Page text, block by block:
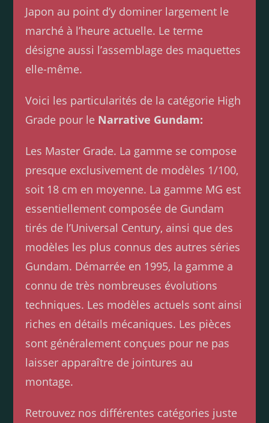
Japon au point d’y dominer largement le
marché à l’heure actuelle. Le terme
désigne aussi l’assemblage des maquettes
elle-même.
Voici les particularités de la catégorie High
Grade pour le Narrative Gundam:
Les Master Grade. La gamme se compose
presque exclusivement de modèles 1/100,
soit 18 cm en moyenne. La gamme MG est
essentiellement composée de Gundam
tirés de l’Universal Century, ainsi que des
modèles les plus connus des autres séries
Gundam. Démarrée en 1995, la gamme a
connu de très nombreuses évolutions
techniques. Les modèles actuels sont ainsi
riches en détails mécaniques. Les pièces
sont généralement conçues pour ne pas
laisser apparaître de jointures au
montage.
Retrouvez nos différentes catégories juste